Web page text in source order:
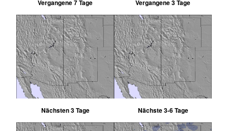
Vergangene 7 Tage Vergangene 3 Tage
Nächsten 3 Tage Nächste 3-6 Tage